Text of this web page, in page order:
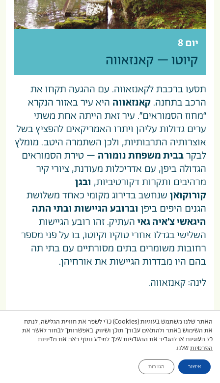
יום 8
קיוטו – קאנזאווה
תסעו ברכבת לקאנזאווה. עם ההגעה תקחו את
הרכב בתחנה. קאנזאווה היא עיר באזור הנקרא
“מחוז הסמוראים”. עיר זאת הייתה אחת משתי
ערים גדולות עליהן ויתרו האמריקאים להפציץ בשל
אוצרותיה התרבותיות, ולכן השתמרה היטב. מומלץ
לבקרבבית משפחת נומורה – טירת הסמוראים
הגדולה ביפן, עם אדריכלות מעודנת, ציורי קיר
מרהיבים ותקרות דקורטיביות, ובגן
קורוקואן שנחשב בדירוג מקומי כאחד משלושת
הגנים היפים ביפן וברובע הגיישות ובתי התה
היגאשי צ’איה גאי העתיק. זהו רובע הגיישות
השלישי בגדלו אחרי טוקיו וקיוטו, בו על פני מספר
רחובות משומרים בתים מסורתיים עם בתי תה
בהם היו מבדרות הגיישות את אורחיהן.
לינה: קאנזאווה.
האתר שלנו משתמש בעוגיות (Cookies) כדי לשפר את חוויית הגלישה, לנתח
את השימוש באתר ולהתאים עבורך תוכן ושיווק. באפשרותך לבחור לאשר את
כל העוגיות או להגדיר את ההעדפות שלך. למידע נוסף ראה אתמדיניות
הפרטיותשלנו.
אישור הגדרות